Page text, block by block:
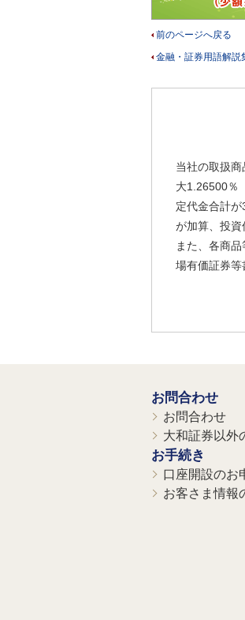
前のページへ戻る
金融・証券用語解説
当社の取扱
大1.26500％
定代金合計
が加算、投資
また、各商
場有価証券等
お問合わせ
お問合わせ
大和証券以外
お手続き
口座開設のお
お客さま情報